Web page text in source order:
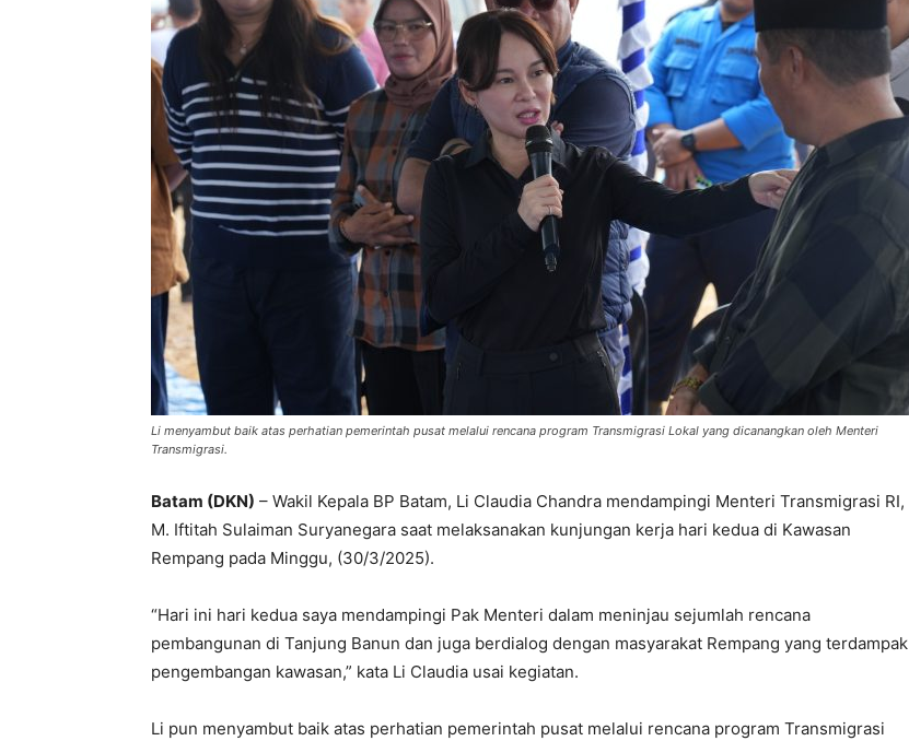
Li menyambut baik atas perhatian pemerintah pusat melalui rencana program Transmigrasi Lokal yang dicanangkan oleh Menteri
Transmigrasi.
Batam (DKN) – Wakil Kepala BP Batam, Li Claudia Chandra mendampingi Menteri Transmigrasi RI,
M. Iftitah Sulaiman Suryanegara saat melaksanakan kunjungan kerja hari kedua di Kawasan
Rempang pada Minggu, (30/3/2025).
“Hari ini hari kedua saya mendampingi Pak Menteri dalam meninjau sejumlah rencana
pembangunan di Tanjung Banun dan juga berdialog dengan masyarakat Rempang yang terdampak
pengembangan kawasan,” kata Li Claudia usai kegiatan.
Li pun menyambut baik atas perhatian pemerintah pusat melalui rencana program Transmigrasi